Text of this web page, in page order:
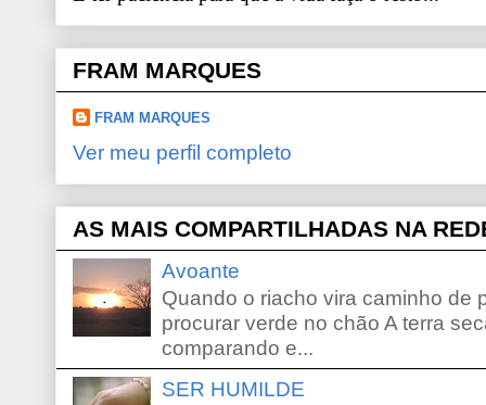
FRAM MARQUES
FRAM MARQUES
Ver meu perfil completo
AS MAIS COMPARTILHADAS NA
Avoante
Quando o riacho vira caminho de
procurar verde no chão A terra
comparando e...
SER HUMILDE